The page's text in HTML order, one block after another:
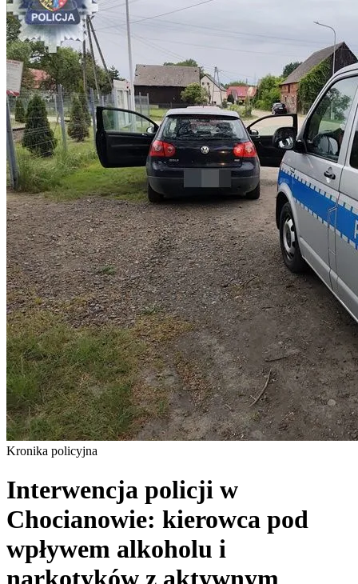
Kronika policyjna
Interwencja policji w
Chocianowie: kierowca pod
wpływem alkoholu i